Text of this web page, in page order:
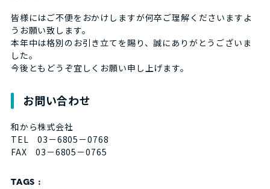
皆様にはご不便をおかけしますが何卒ご理解くださいますよ
うお願い致します。
本年中は格別のお引き立てを賜り、誠にありがとうございま
した。
今後ともどうぞ宜しくお願い申し上げます。
お問い合わせ
和から株式会社
TEL 03－6805－0768
FAX 03－6805－0765
TAGS :